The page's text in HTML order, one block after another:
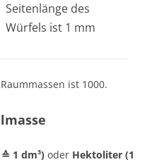
Seitenlänge des
Würfels ist 1 mm
ist 1000.
≙ 1 dm³) oder Hektoliter (1